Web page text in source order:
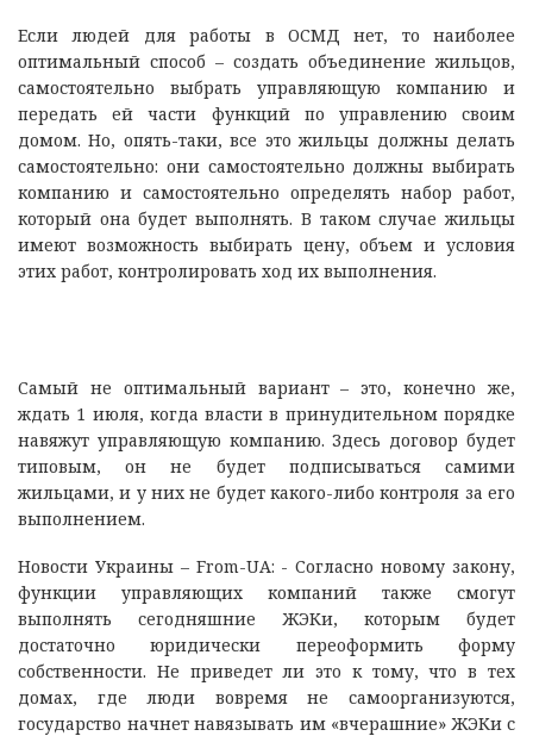
Если людей для работы в ОСМД нет, то наиболее
оптимальный способ – создать объединение жильцов,
самостоятельно выбрать управляющую компанию и
передать ей части функций по управлению своим
домом. Но, опять-таки, все это жильцы должны делать
самостоятельно: они самостоятельно должны выбирать
компанию и самостоятельно определять набор работ,
который она будет выполнять. В таком случае жильцы
имеют возможность выбирать цену, объем и условия
этих работ, контролировать ход их выполнения.
Самый не оптимальный вариант – это, конечно же,
ждать 1 июля, когда власти в принудительном порядке
навяжут управляющую компанию. Здесь договор будет
типовым, он не будет подписываться самими
жильцами, и у них не будет какого-либо контроля за его
выполнением.
Новости Украины – From-UA: - Согласно новому закону,
функции управляющих компаний также смогут
выполнять сегодняшние ЖЭКи, которым будет
достаточно юридически переоформить форму
собственности. Не приведет ли это к тому, что в тех
домах, где люди вовремя не самоорганизуются,
государство начнет навязывать им «вчерашние» ЖЭКи с